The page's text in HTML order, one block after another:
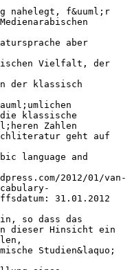
nahelegt, f&uuml;r
aber
Vielfalt, der
der klassisch
klassische
Zahlen
geht auf
language and
2012/01/van-
31.01.2012
so dass das
in dieser Hinsicht ein
Studien&laquo;